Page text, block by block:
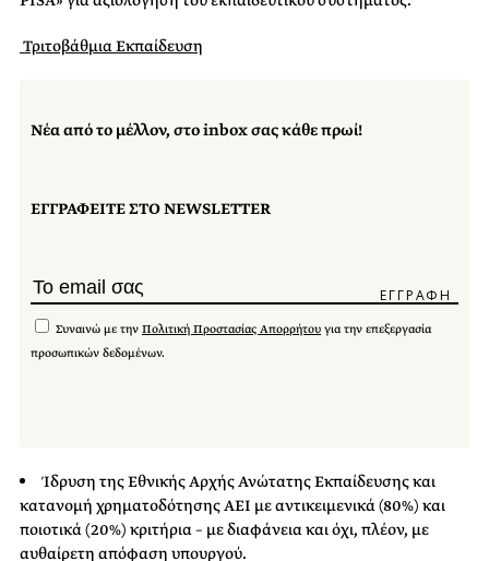
Τριτοβάθμια Εκπαίδευση
Νέα από το μέλλον, στο inbox σας κάθε πρωί!
ΕΓΓΡΑΦΕΙΤΕ ΣΤΟ NEWSLETTER
Συναινώ με την Πολιτική Προστασίας Απορρήτου για την επεξεργασία
προσωπικών δεδομένων.
Ίδρυση της Εθνικής Αρχής Ανώτατης Εκπαίδευσης και
κατανομή χρηματοδότησης ΑΕΙ με αντικειμενικά (80%) και
ποιοτικά (20%) κριτήρια – με διαφάνεια και όχι, πλέον, με
αυθαίρετη απόφαση υπουργού.